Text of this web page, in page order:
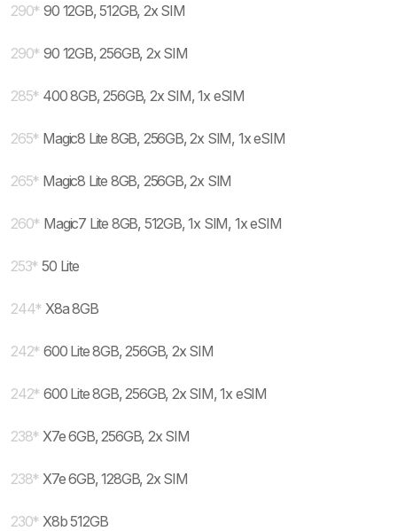
290* 90 12GB, 512GB, 2x SIM
290* 90 12GB, 256GB, 2x SIM
285* 400 8GB, 256GB, 2x SIM, 1x eSIM
265* Magic8 Lite 8GB, 256GB, 2x SIM, 1x eSIM
265* Magic8 Lite 8GB, 256GB, 2x SIM
260* Magic7 Lite 8GB, 512GB, 1x SIM, 1x eSIM
253* 50 Lite
244* X8a 8GB
242* 600 Lite 8GB, 256GB, 2x SIM
242* 600 Lite 8GB, 256GB, 2x SIM, 1x eSIM
238* X7e 6GB, 256GB, 2x SIM
238* X7e 6GB, 128GB, 2x SIM
230* X8b 512GB